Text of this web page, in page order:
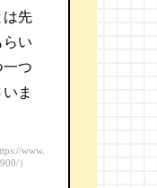
は先
らい
一つ
ま
www.
）